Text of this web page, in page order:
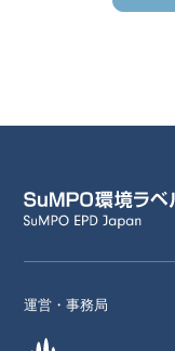
運営・事務局